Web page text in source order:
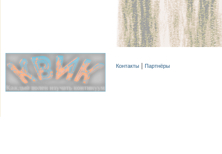
Контакты Партнёры